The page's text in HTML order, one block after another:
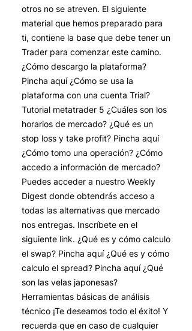
otros no se atreven. El siguiente
material que hemos preparado para
ti, contiene la base que debe tener un
Trader para comenzar este camino.
¿Cómo descargo la plataforma?
Pincha aquí ¿Cómo se usa la
plataforma con una cuenta Trial?
Tutorial metatrader 5 ¿Cuáles son los
horarios de mercado? ¿Qué es un
stop loss y take profit? Pincha aquí
¿Cómo tomo una operación? ¿Cómo
accedo a información de mercado?
Puedes acceder a nuestro Weekly
Digest donde obtendrás acceso a
todas las alternativas que mercado
nos entregas. Inscríbete en el
siguiente link. ¿Qué es y cómo calculo
el swap? Pincha aquí ¿Qué es y cómo
calculo el spread? Pincha aquí ¿Qué
son las velas japonesas?
Herramientas básicas de análisis
técnico ¡Te deseamos todo el éxito! Y
recuerda que en caso de cualquier